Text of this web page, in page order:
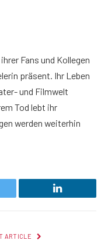
Fans und Kollegen
präsent. Ihr Leben
und Filmwelt
Tod lebt ihr
werden weiterhin
LinkedIn
ARTICLE